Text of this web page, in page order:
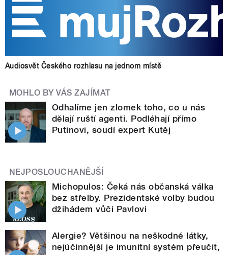
Audiosvět Českého rozhlasu na jednom místě
MOHLO BY VÁS ZAJÍMAT
Odhalíme jen zlomek toho, co u nás
dělají ruští agenti. Podléhají přímo
Putinovi, soudí expert Kutěj
NEJPOSLOUCHANĚJŠÍ
Michopulos: Čeká nás občanská válka
bez střelby. Prezidentské volby budou
džihádem vůči Pavlovi
Alergie? Většinou na neškodné látky,
nejúčinnější je imunitní systém přeučit,